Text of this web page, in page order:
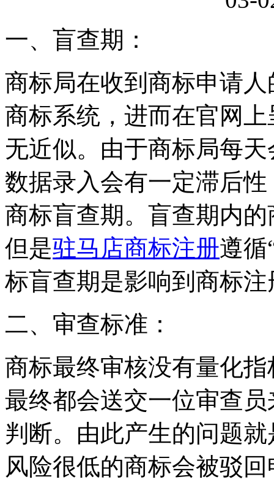
一、盲查期：
商标局在收到商标申请
商标系统，进而在官网
无近似。由于商标局每
数据录入会有一定滞后
商标盲查期。盲查期内
但是驻马店商标注册遵循
标盲查期是影响到商标
二、审查标准：
商标最终审核没有量化
最终都会送交一位审查
判断。由此产生的问题
风险很低的商标会被驳